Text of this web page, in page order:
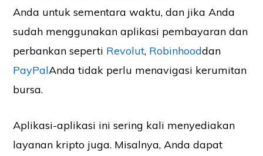
Anda untuk sementara waktu, dan jika Anda
sudah menggunakan aplikasi pembayaran dan
perbankan seperti Revolut, Robinhooddan
PayPalAnda tidak perlu menavigasi kerumitan
bursa.
Aplikasi-aplikasi ini sering kali menyediakan
layanan kripto juga. Misalnya, Anda dapat